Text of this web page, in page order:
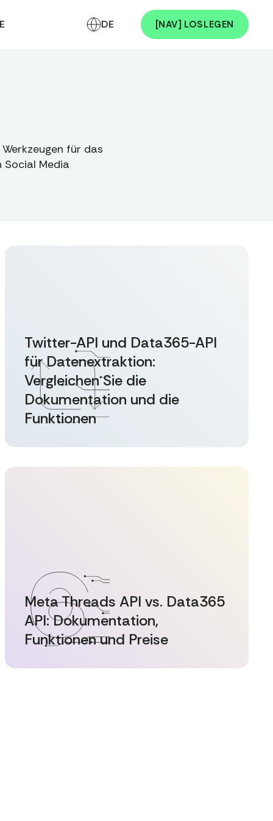
DE [NAV] LOSLEGEN
für das
Media
Twitter-API und Data365-API
für Datenextraktion:
Vergleichen Sie die
Dokumentation und die
Funktionen
Meta Threads API vs. Data365
API: Dokumentation,
Funktionen und Preise